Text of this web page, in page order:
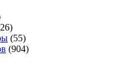
(55)
(904)